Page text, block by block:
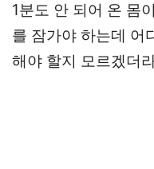
1분도 안 되어 온 몸
를 잠가야 하는데 어
해야 할지 모르겠더